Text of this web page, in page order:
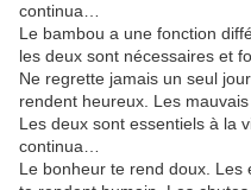
continua…
Le bambou a une fonction
les deux sont nécessaires et
Ne regrette jamais un seul
rendent heureux. Les
Les deux sont essentiels à la
continua…
Le bonheur te rend doux. Les